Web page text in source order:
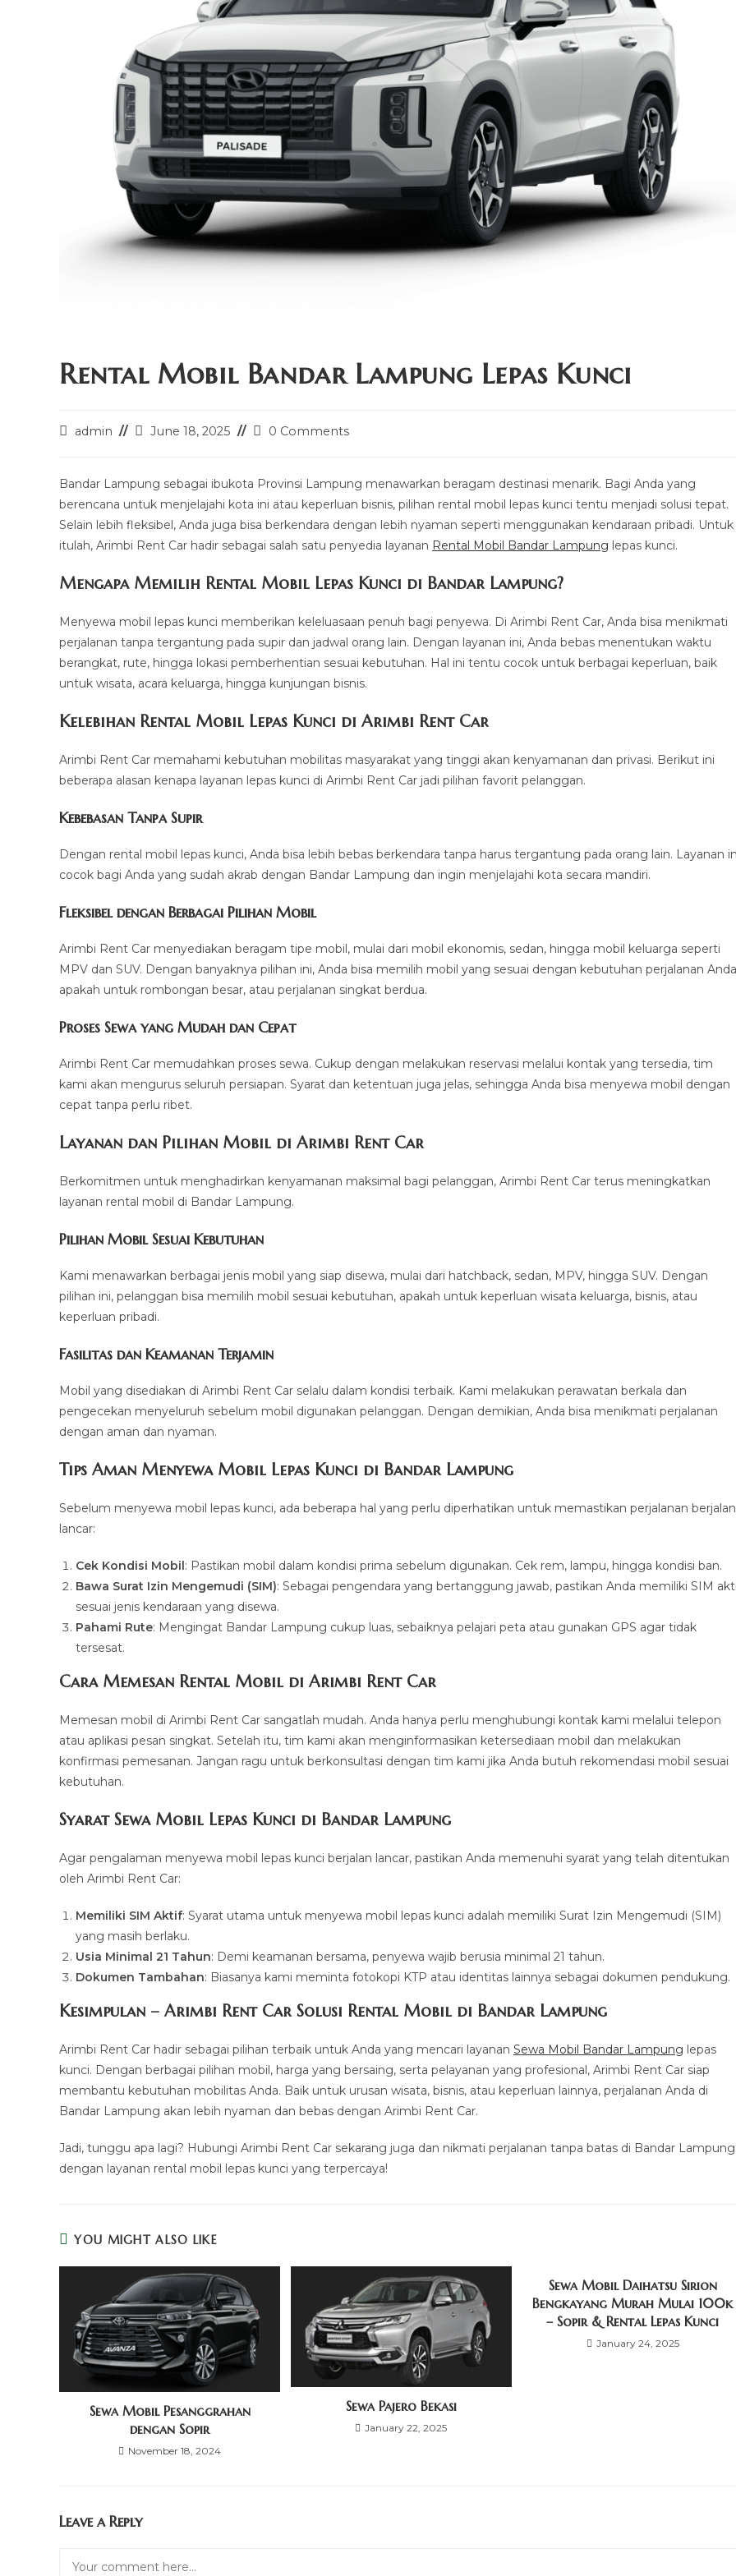
Rental Mobil Bandar Lampung Lepas Kunci
Postadmin
PostJune 18, 2025
Post0 Comments
Bandar Lampung sebagai ibukota Provinsi Lampung menawarkan beragam destinasi menarik. Bagi Anda yang
berencana untuk menjelajahi kota ini atau keperluan bisnis, pilihan rental mobil lepas kunci tentu menjadi solusi tepat.
Selain lebih fleksibel, Anda juga bisa berkendara dengan lebih nyaman seperti menggunakan kendaraan pribadi. Untuk
itulah, Arimbi Rent Car hadir sebagai salah satu penyedia layanan Rental Mobil Bandar Lampung lepas kunci.
Mengapa Memilih Rental Mobil Lepas Kunci di Bandar Lampung?
Menyewa mobil lepas kunci memberikan keleluasaan penuh bagi penyewa. Di Arimbi Rent Car, Anda bisa menikmati
perjalanan tanpa tergantung pada supir dan jadwal orang lain. Dengan layanan ini, Anda bebas menentukan waktu
berangkat, rute, hingga lokasi pemberhentian sesuai kebutuhan. Hal ini tentu cocok untuk berbagai keperluan, baik
untuk wisata, acara keluarga, hingga kunjungan bisnis.
Kelebihan Rental Mobil Lepas Kunci di Arimbi Rent Car
Arimbi Rent Car memahami kebutuhan mobilitas masyarakat yang tinggi akan kenyamanan dan privasi. Berikut ini
beberapa alasan kenapa layanan lepas kunci di Arimbi Rent Car jadi pilihan favorit pelanggan.
Kebebasan Tanpa Supir
Dengan rental mobil lepas kunci, Anda bisa lebih bebas berkendara tanpa harus tergantung pada orang lain. Layanan
cocok bagi Anda yang sudah akrab dengan Bandar Lampung dan ingin menjelajahi kota secara mandiri.
Fleksibel dengan Berbagai Pilihan Mobil
Arimbi Rent Car menyediakan beragam tipe mobil, mulai dari mobil ekonomis, sedan, hingga mobil keluarga seperti
MPV dan SUV. Dengan banyaknya pilihan ini, Anda bisa memilih mobil yang sesuai dengan kebutuhan perjalanan
apakah untuk rombongan besar, atau perjalanan singkat berdua.
Proses Sewa yang Mudah dan Cepat
Arimbi Rent Car memudahkan proses sewa. Cukup dengan melakukan reservasi melalui kontak yang tersedia, tim
kami akan mengurus seluruh persiapan. Syarat dan ketentuan juga jelas, sehingga Anda bisa menyewa mobil dengan
cepat tanpa perlu ribet.
Layanan dan Pilihan Mobil di Arimbi Rent Car
Berkomitmen untuk menghadirkan kenyamanan maksimal bagi pelanggan, Arimbi Rent Car terus meningkatkan
layanan rental mobil di Bandar Lampung.
Pilihan Mobil Sesuai Kebutuhan
Kami menawarkan berbagai jenis mobil yang siap disewa, mulai dari hatchback, sedan, MPV, hingga SUV. Dengan
pilihan ini, pelanggan bisa memilih mobil sesuai kebutuhan, apakah untuk keperluan wisata keluarga, bisnis, atau
keperluan pribadi.
Fasilitas dan Keamanan Terjamin
Mobil yang disediakan di Arimbi Rent Car selalu dalam kondisi terbaik. Kami melakukan perawatan berkala dan
pengecekan menyeluruh sebelum mobil digunakan pelanggan. Dengan demikian, Anda bisa menikmati perjalanan
dengan aman dan nyaman.
Tips Aman Menyewa Mobil Lepas Kunci di Bandar Lampung
Sebelum menyewa mobil lepas kunci, ada beberapa hal yang perlu diperhatikan untuk memastikan perjalanan berjalan
lancar:
Cek Kondisi Mobil: Pastikan mobil dalam kondisi prima sebelum digunakan. Cek rem, lampu, hingga kondisi ban.
Bawa Surat Izin Mengemudi (SIM): Sebagai pengendara yang bertanggung jawab, pastikan Anda memiliki SIM
sesuai jenis kendaraan yang disewa.
Pahami Rute: Mengingat Bandar Lampung cukup luas, sebaiknya pelajari peta atau gunakan GPS agar tidak
tersesat.
Cara Memesan Rental Mobil di Arimbi Rent Car
Memesan mobil di Arimbi Rent Car sangatlah mudah. Anda hanya perlu menghubungi kontak kami melalui telepon
atau aplikasi pesan singkat. Setelah itu, tim kami akan menginformasikan ketersediaan mobil dan melakukan
konfirmasi pemesanan. Jangan ragu untuk berkonsultasi dengan tim kami jika Anda butuh rekomendasi mobil sesuai
kebutuhan.
Syarat Sewa Mobil Lepas Kunci di Bandar Lampung
Agar pengalaman menyewa mobil lepas kunci berjalan lancar, pastikan Anda memenuhi syarat yang telah ditentukan
oleh Arimbi Rent Car:
Memiliki SIM Aktif: Syarat utama untuk menyewa mobil lepas kunci adalah memiliki Surat Izin Mengemudi (SIM)
yang masih berlaku.
Usia Minimal 21 Tahun: Demi keamanan bersama, penyewa wajib berusia minimal 21 tahun.
Dokumen Tambahan: Biasanya kami meminta fotokopi KTP atau identitas lainnya sebagai dokumen pendukung.
Kesimpulan – Arimbi Rent Car Solusi Rental Mobil di Bandar Lampung
Arimbi Rent Car hadir sebagai pilihan terbaik untuk Anda yang mencari layanan Sewa Mobil Bandar Lampung lepas
kunci. Dengan berbagai pilihan mobil, harga yang bersaing, serta pelayanan yang profesional, Arimbi Rent Car siap
membantu kebutuhan mobilitas Anda. Baik untuk urusan wisata, bisnis, atau keperluan lainnya, perjalanan Anda di
Bandar Lampung akan lebih nyaman dan bebas dengan Arimbi Rent Car.
Jadi, tunggu apa lagi? Hubungi Arimbi Rent Car sekarang juga dan nikmati perjalanan tanpa batas di Bandar Lampung
dengan layanan rental mobil lepas kunci yang terpercaya!
YOU MIGHT ALSO LIKE
Sewa Mobil Pesanggrahan
dengan Sopir
November 18, 2024
Sewa Pajero Bekasi
January 22, 2025
Sewa Mobil Daihatsu Sirion
Bengkayang Murah Mulai 100k
– Sopir & Rental Lepas Kunci
January 24, 2025
Leave a Reply